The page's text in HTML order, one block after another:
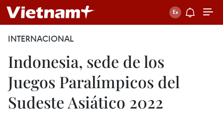
INTERNACIONAL
Indonesia, sede de los
Juegos Paralímpicos del
Sudeste Asiático 2022